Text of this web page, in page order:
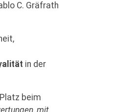
C. Gräfrath
in der
beim